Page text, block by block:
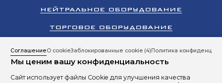
СоглашениеО cookieЗаблокированные cookie (4) Политика
Мы ценим вашу конфиденциальность
Сайт использует файлы Cookie для улучшения качества
НЕЙТРАЛЬНОЕ ОБОРУДОВАНИЕ
ТОРГОВОЕ ОБОРУДОВАНИЕ
ПРОМЫШЛЕННЫЙ ХОЛОД